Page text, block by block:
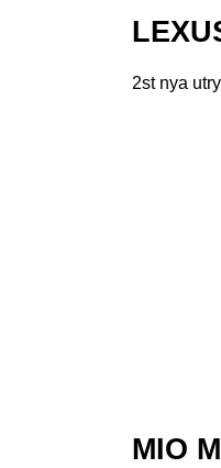
2st nya
MIO